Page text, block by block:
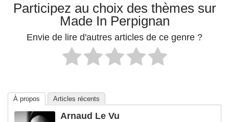
Participez au choix des thèmes sur
Made In Perpignan
Envie de lire d'autres articles de ce genre ?
À propos Articles récents
Arnaud Le Vu